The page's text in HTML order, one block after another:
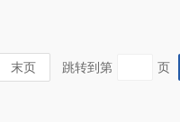
末页 跳转到第 页